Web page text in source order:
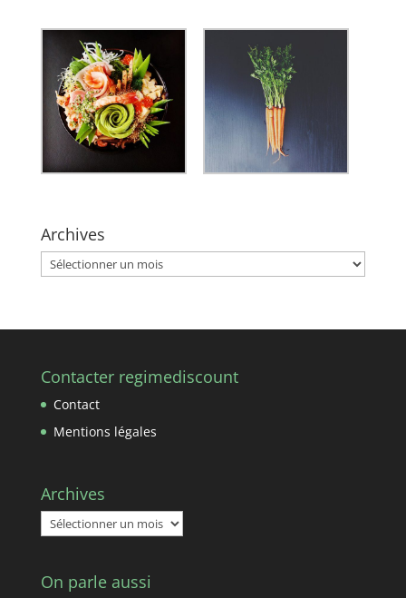
Archives
Archives
Contacter regimediscount
Contact
Mentions légales
Archives
Archives
On parle aussi